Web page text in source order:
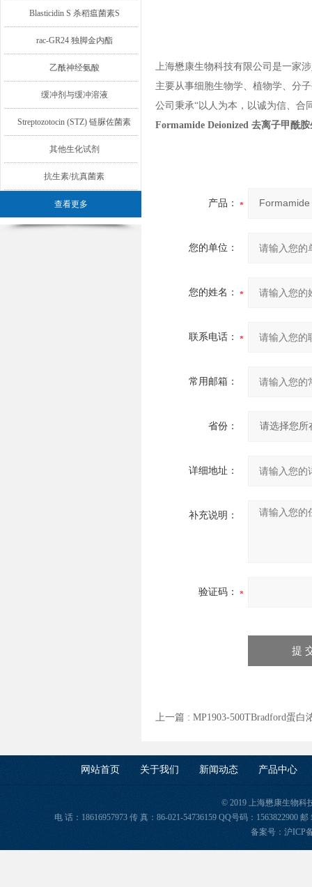
Blasticidin S 杀稻瘟菌素S
rac-GR24 独脚金内酯
乙酰神经氨酸
缓冲剂与缓冲溶液
Streptozotocin (STZ) 链脲佐菌素
其他生化试剂
抗生素/抗真菌素
查看更多
上海懋康生物科技有限公司是一家
主要从事细胞生物学、植物学、分
公司秉承“以人为本，以诚为信、
Formamide Deionized 去离子甲酰
产品：
您的单位：
您的姓名：
联系电话：
常用邮箱：
省份：
详细地址：
补充说明：
验证码：
上一篇 : MP1903-500TBradford蛋白
网站首页 关于我们 新闻动态 产品中心
© 2019 上海懋康生物科
电 话：18616957973 传 真：86-021-54736159 QQ号码：1563822900
备案号： 沪ICP